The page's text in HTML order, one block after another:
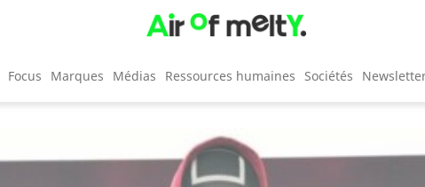
Focus Marques Médias Ressources humaines Sociétés